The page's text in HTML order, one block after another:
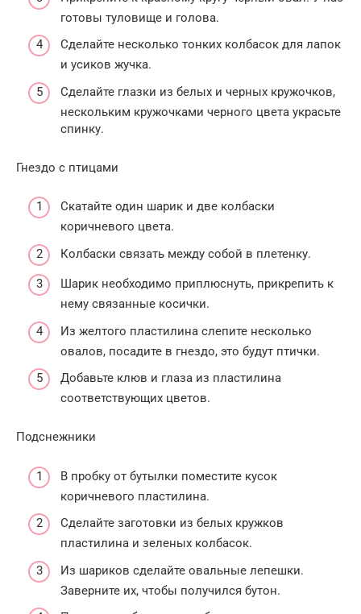
готовы туловище и голова.
Сделайте несколько тонких колбасок для лапок
и усиков жучка.
Сделайте глазки из белых и черных кружочков,
нескольким кружочками черного цвета украсьте
спинку.
Гнездо с птицами
Скатайте один шарик и две колбаски
коричневого цвета.
Колбаски связать между собой в плетенку.
Шарик необходимо приплюснуть, прикрепить к
нему связанные косички.
Из желтого пластилина слепите несколько
овалов, посадите в гнездо, это будут птички.
Добавьте клюв и глаза из пластилина
соответствующих цветов.
Подснежники
В пробку от бутылки поместите кусок
коричневого пластилина.
Сделайте заготовки из белых кружков
пластилина и зеленых колбасок.
Из шариков сделайте овальные лепешки.
Заверните их, чтобы получился бутон.